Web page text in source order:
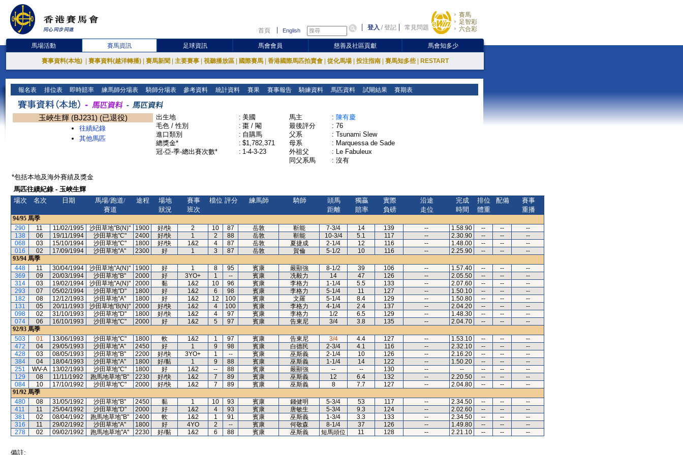
首頁 English 登入 /登記 常見問題
賽馬
足智彩
六合彩
馬場活動 賽馬資訊 足球資訊 馬會會員 慈善及社區貢獻 馬會知多少
賽事資料(本地) 賽事資料(越洋轉播) 賽馬新聞 主要賽事 視聽播放區 國際賽馬 香港國際馬匹拍賣會 從化馬場 投注指南 賽馬知多些 RESTART
報名表 排位表 即時賠率 練馬師分場表 騎師分場表 參考資料 統計資料 賽果 賽事報告 騎練資料 馬匹資料 試閘結果 賽期表
玉峽生輝 (BJ231) (已退役)
往績紀錄
其他馬匹
出生地 : 美國
毛色 / 性別
: 棗 / 閹
進口類別
: 自購馬
總獎金*
: $1,782,371
冠-亞-季-總出賽次數*
: 1-4-3-23
馬主 : 陳有慶
最後評分
: 76
父系
: Tsunami Slew
母系
: Marquessa de Sade
外祖父
: Le Fabuleux
同父系馬
: 沒有
*包括本地及海外賽績及獎金
馬匹往績紀錄 - 玉峽生輝
場次
名次 日期
馬場/跑道/
賽道
途程
場地
狀況
賽事
班次
檔位 評分 練馬師 騎師
頭馬
距離
獨贏
賠率
實際
負磅
沿途
走位
完成
時間
排位
體重
配備
賽事
重播
94/95 馬季
290
11 11/02/1995 沙田草地"B(N)" 1900 好/快 2 10 87 岳敦 靳能 7-3/4 14 139 -- 1.58.90 -- --
--
138
06 19/11/1994 沙田草地"C" 2400 好/快 1 2 88 岳敦 靳能 10-3/4 5.1 117 -- 2.30.90 -- --
--
068
03 15/10/1994 沙田草地"C" 1800 好/快 1&2 4 87 岳敦 夏捷成 2-1/4 12 116 -- 1.48.00 -- --
--
016
02 17/09/1994 沙田草地"A" 2300 好 1 3 87 岳敦 賀倫 5-1/2 10 116 -- 2.25.90 -- --
--
93/94 馬季
448
11 30/04/1994 沙田草地"A(N)" 1900 好 1 8 95 賓康 嚴顯強 8-1/2 39 106 -- 1.57.40 -- --
--
369
09 20/03/1994 沙田草地"B" 2000 好 3YO+ 1 -- 賓康 冼毅力 14 47 126 -- 2.05.50 -- --
--
314
03 19/02/1994 沙田草地"A(N)" 2000 黏 1&2 10 96 賓康 李格力 1-1/4 5.5 133 -- 2.07.60 -- --
--
293
07 05/02/1994 沙田草地"D" 1800 好 1&2 6 98 賓康 李格力 5-1/4 11 127 -- 1.50.10 -- --
--
182
08 12/12/1993 沙田草地"A" 1800 好 1&2 12 100 賓康 文羅 5-1/4 8.4 129 -- 1.50.80 -- --
--
131
05 20/11/1993 沙田草地"B(N)" 2000 好/快 1&2 4 100 賓康 李格力 4-1/4 2.4 137 -- 2.04.20 -- --
--
098
02 31/10/1993 沙田草地"D" 1800 好/快 1&2 4 97 賓康 李格力 1/2 6.5 129 -- 1.48.30 -- --
--
074
06 16/10/1993 沙田草地"C" 2000 好 1&2 5 97 賓康 告東尼 3/4 3.8 135 -- 2.04.70 -- --
--
92/93 馬季
503
01 13/06/1993 沙田草地"C" 1800 軟 1&2 1 97 賓康 告東尼 3/4 4.4 127 -- 1.53.10 -- --
--
472
04 29/05/1993 沙田草地"A" 2450 好 1 9 98 賓康 白德民 2-3/4 4.1 116 -- 2.32.10 -- --
--
428
03 08/05/1993 沙田草地"B" 2200 好/快 3YO+ 1 -- 賓康 巫斯義 2-1/4 10 126 -- 2.16.20 -- --
--
384
04 18/04/1993 沙田草地"A" 1800 好/黏 1 9 88 賓康 巫斯義 1-1/4 14 122 -- 1.50.20 -- --
--
251
WV-A 13/02/1993 沙田草地"C" 1800 好 1&2 -- 88 賓康 嚴顯強 -- -- 130 -- -- -- --
--
129
08 11/11/1992 跑馬地草地"B" 2230 好/快 1&2 7 89 賓康 巫斯義 12 6.4 132 -- 2.20.50 -- --
--
084
10 17/10/1992 沙田草地"C" 2000 好/快 1&2 7 89 賓康 巫斯義 8 7.7 127 -- 2.04.80 -- --
--
91/92 馬季
480
08 31/05/1992 沙田草地"B" 2450 黏 1 10 93 賓康 錢健明 5-3/4 53 117 -- 2.34.50 -- --
--
411
11 25/04/1992 沙田草地"D" 2000 好 1&2 4 93 賓康 唐敏生 5-3/4 9.3 124 -- 2.02.60 -- --
--
381
02 08/04/1992 跑馬地草地"B" 2400 軟 1&2 1 91 賓康 巫斯義 1-3/4 3.3 133 -- 2.34.50 -- --
--
316
11 29/02/1992 沙田草地"A" 1800 好 4YO 2 -- 賓康 何敬森 8-1/4 37 126 -- 1.49.80 -- --
--
278
02 09/02/1992 跑馬地草地"A" 2230 好/黏 1&2 6 88 賓康 巫斯義 短馬頭位 11 128 -- 2.21.10 -- -- --
備註: